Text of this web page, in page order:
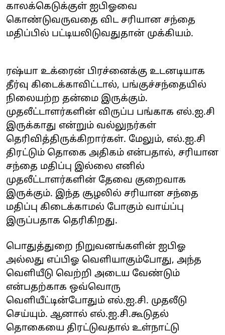
காலக்கெடுக்குள் ஐபிஓவை
கொண்டுவருவதை விட சரியான சந்தை
மதிப்பில் பட்டியலிடுவதுதான் முக்கியம்.
ரஷ்யா உக்ரைன் பிரச்னைக்கு உடனடியாக
தீர்வு கிடைக்காவிட்டால், பங்குச்சந்தையில்
நிலையற்ற தன்மை இருக்கும்.
முதலீட்டாளர்களின் விருப்ப பங்காக எல்.ஐ.சி
இருக்காது என்றும் வல்லுநர்கள்
தெரிவித்திருக்கிறார்கள். மேலும், எல்.ஐ.சி
திரட்டும் தொகை அதிகம் என்பதால், சரியான
சந்தை மதிப்பு இல்லை எனில்
முதலீட்டாளர்களின் தேவை குறைவாக
இருக்கும். இந்த சூழலில் சரியான சந்தை
மதிப்பு கிடைக்காமல் போகும் வாய்ப்பு
இருப்பதாக தெரிகிறது.
பொதுத்துறை நிறுவனங்களின் ஐபிஓ
அல்லது எப்பிஓ வெளியாகும்போது, அந்த
வெளியீடு வெற்றி அடைய வேண்டும்
என்பதற்காக ஒவ்வொரு
வெளியீட்டின்போதும் எல்.ஐ.சி. முதலீடு
செய்யும். ஆனால் எல்.ஐ.சி.கூடுதல்
தொகையை திரட்டுவதால் உள்நாட்டு